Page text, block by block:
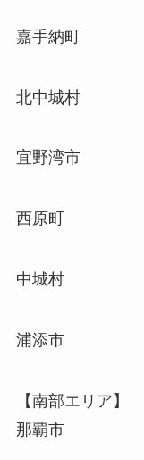
嘉手納町
北中城村
宜野湾市
西原町
中城村
浦添市
【南部エリア】
那覇市